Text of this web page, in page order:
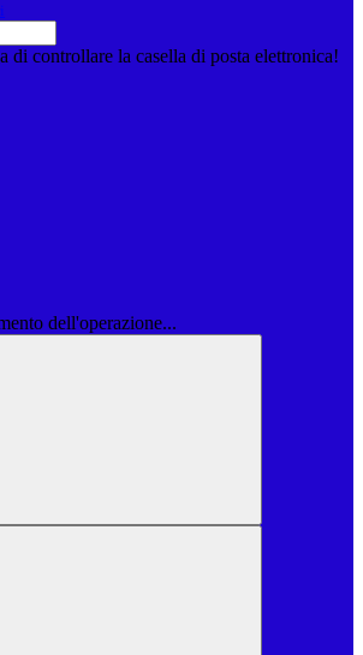
di controllare la casella di posta elettronica!
dell'operazione...